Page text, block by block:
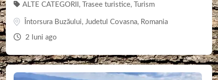
ALTE CATEGORII , Trasee turistice, Turism
Întorsura Buzăului, Judetul Covasna, Romania
2 luni ago